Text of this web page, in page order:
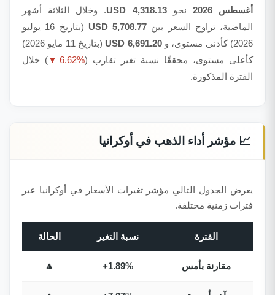
أغسطس 2026
نحو4,318.13 USD
. وخلال الثلاثة أشهر
الماضية، تراوح السعر بين 5,708.77 USD
(بتاريخ 16 يوليو
2026) كأدنى مستوى، و
6,691.20 USD
(بتاريخ 11 مايو 2026)
كأعلى مستوى، محققًا نسبة تغير تقارب (▼ 6.62%) خلال
الفترة المذكورة.
📈 مؤشر أداء الذهب في أوكرانيا
يعرض الجدول التالي مؤشر تغيرات الأسعار في أوكرانيا عبر
فترات زمنية مختلفة.
الفترة نسبة التغير الحالة
مقارنة بأمس +1.89%
🔼